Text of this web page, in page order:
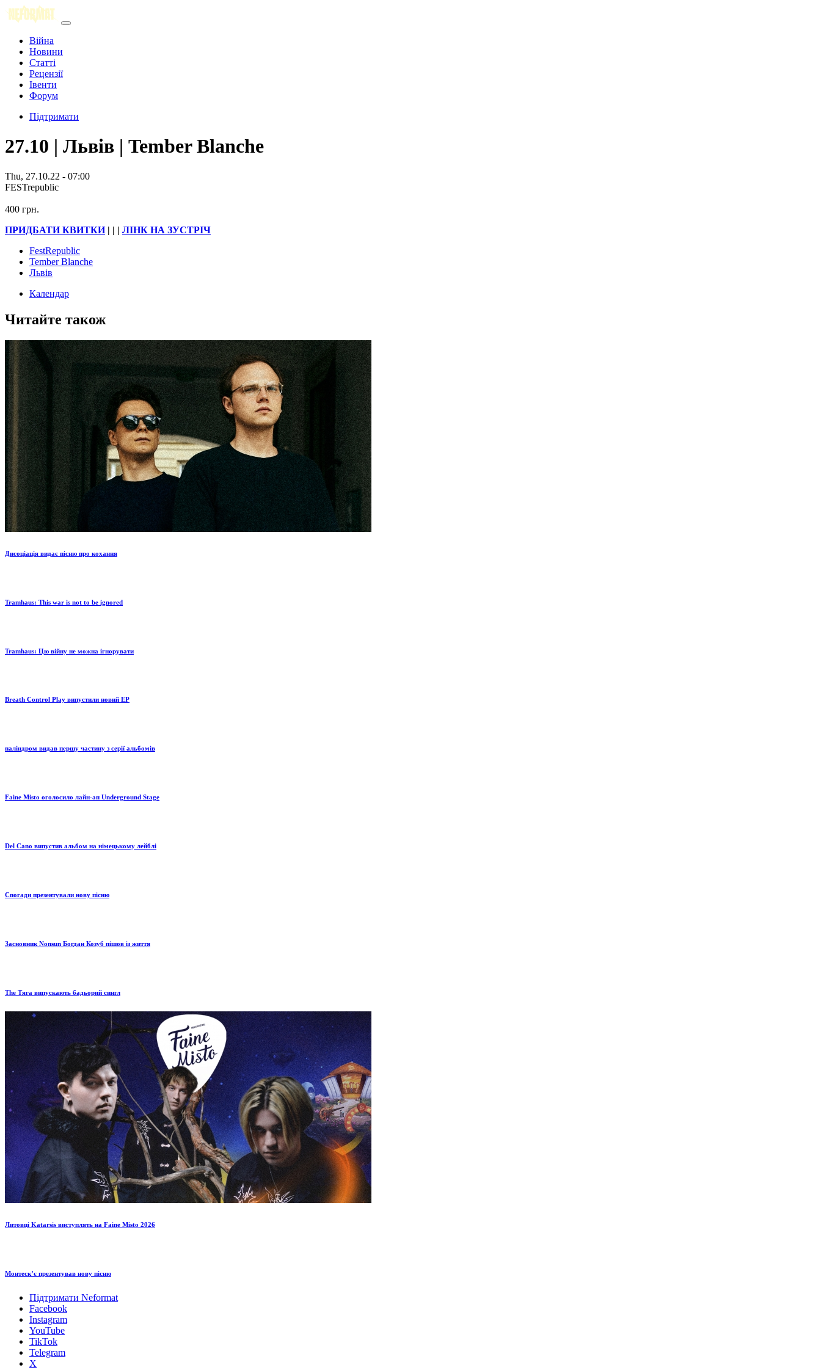
Війна
Новини
Статті
Рецензії
Івенти
Форум
Підтримати
27.10 | Львів | Tember Blanche
Thu, 27.10.22 - 07:00
FESTrepublic
400 грн.
ПРИДБАТИ КВИТКИ| | | ЛІНК НА ЗУСТРІЧ
FestRepublic
Tember Blanche
Львів
Календар
Читайте також
Дисоціація видає пісню про кохання
Tramhaus: Тhis war is not to be ignored
Tramhaus: Цю війну не можна ігнорувати
Breath Control Play випустили новий EP
паліндром видав першу частину з серії альбомів
Faine Misto оголосило лайн-ап Underground Stage
Del Cano випустив альбом на німецькому лейблі
Спогади презентували нову пісню
Засновник Nonsun Богдан Козуб пішов із життя
The Тяга випускають бадьорий сингл
Литовці Katarsis виступлять на Faine Misto 2026
Монтескʼє презентував нову пісню
Підтримати Neformat
Facebook
Instagram
YouTube
TikTok
Telegram
X